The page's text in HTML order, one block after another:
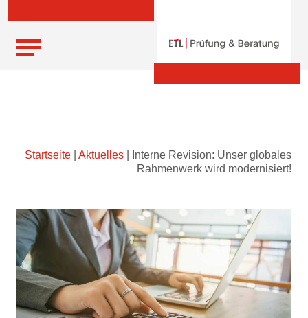
Startseite Aktuelles
Interne Revision: Unser globales
Rahmenwerk wird modernisiert!